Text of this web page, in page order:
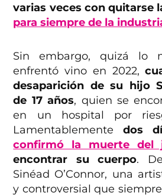
varias veces con quitarse
para siempre de la
Sin embargo, quizá lo
enfrentó vino en 2022,
desaparición de su hijo
de 17 años, quien se
en un hospital por
Lamentablemente dos
confirmó la muerte del
encontrar su cuerpo.
Sinéad O’Connor, una
y controversial que